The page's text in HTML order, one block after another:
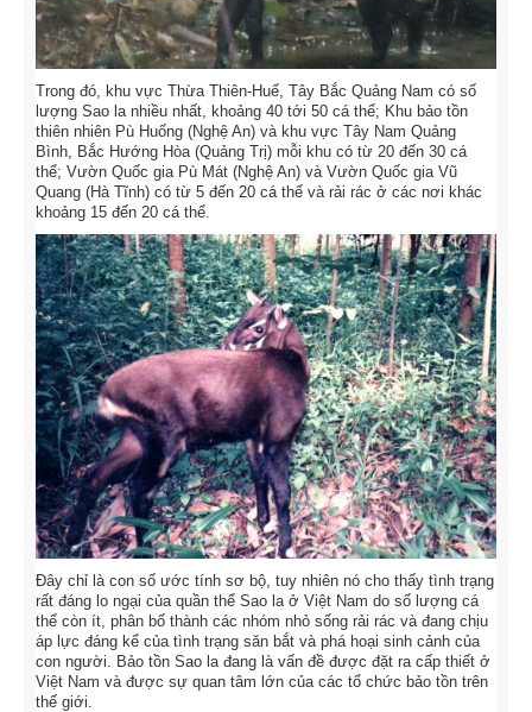
Trong đó, khu vực Thừa Thiên-Huế, Tây Bắc Quảng Nam có số
lượng Sao la nhiều nhất, khoảng 40 tới 50 cá thể; Khu bảo tồn
thiên nhiên Pù Huống (Nghệ An) và khu vực Tây Nam Quảng
Bình, Bắc Hướng Hòa (Quảng Trị) mỗi khu có từ 20 đến 30 cá
thể; Vườn Quốc gia Pù Mát (Nghệ An) và Vườn Quốc gia Vũ
Quang (Hà Tĩnh) có từ 5 đến 20 cá thể và rải rác ở các nơi khác
khoảng 15 đến 20 cá thể.
Đây chỉ là con số ước tính sơ bộ, tuy nhiên nó cho thấy tình trạng
rất đáng lo ngại của quần thể Sao la ở Việt Nam do số lượng cá
thể còn ít, phân bố thành các nhóm nhỏ sống rải rác và đang chịu
áp lực đáng kể của tình trạng săn bắt và phá hoại sinh cảnh của
con người. Bảo tồn Sao la đang là vấn đề được đặt ra cấp thiết ở
Việt Nam và được sự quan tâm lớn của các tổ chức bảo tồn trên
thế giới.